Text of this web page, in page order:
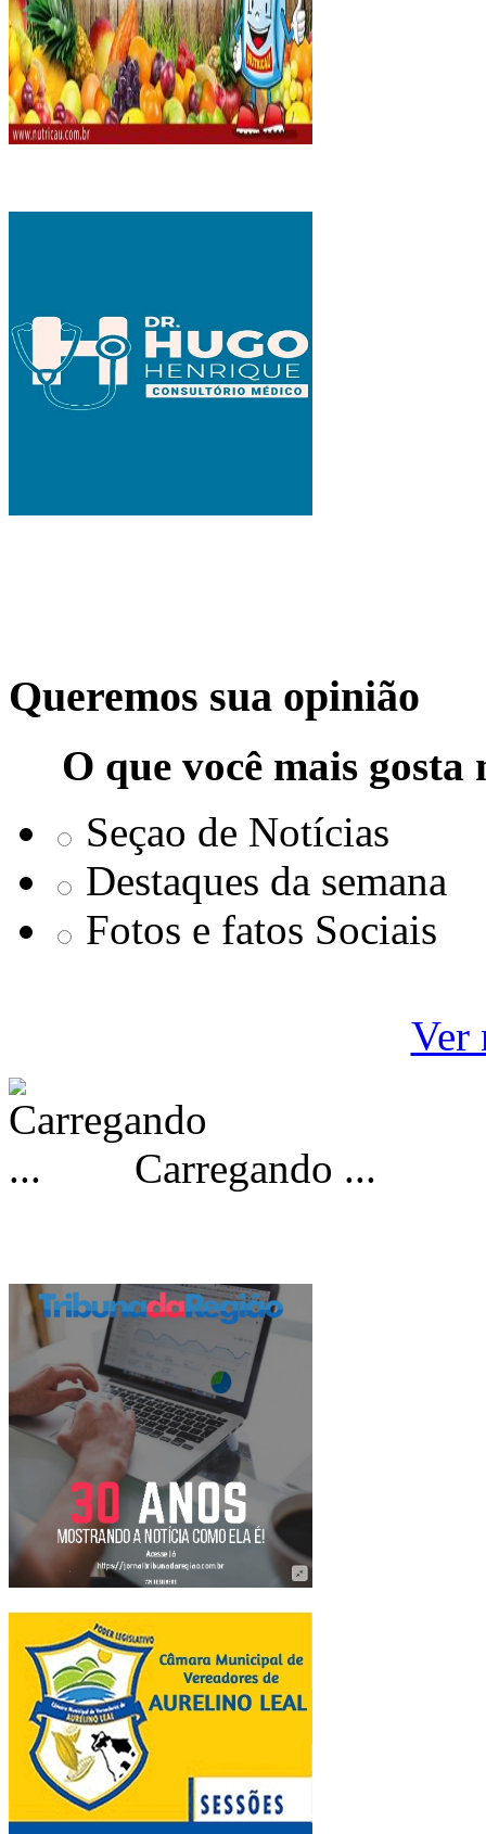
Queremos sua opinião
O que você mais
Seçao de Notícias
Destaques da semana
Fotos e fatos Sociais
Ver
Carregando ...